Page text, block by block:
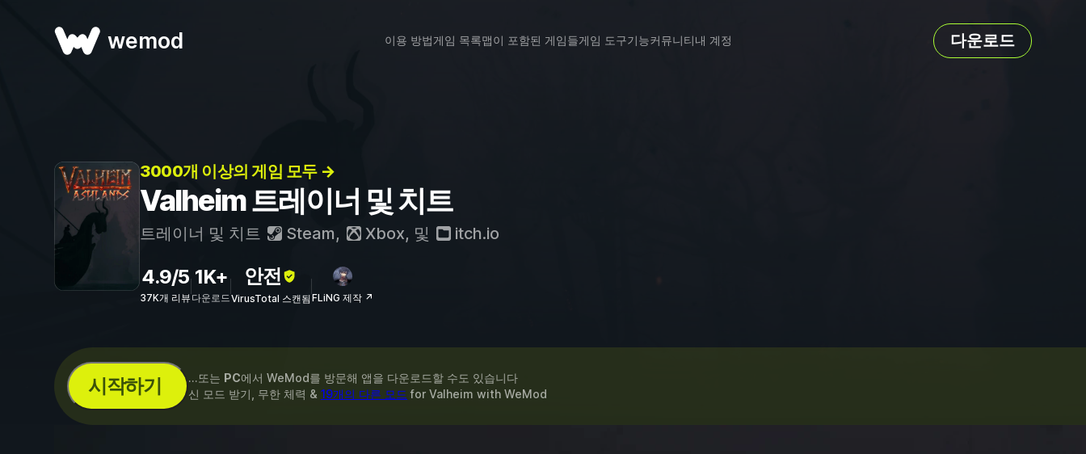
wemod 이용 방법게임 목록맵이 포함된 게임들게임 도구기능커뮤니티내 계정 다운로드
3000개 이상의 게임 모두 →
Valheim 트레이너 및 치트
트레이너 및 치트 Steam, Xbox, 및 itch.io
4.9/5
37K개 리뷰
1K+
다운로드
안전
VirusTotal 스캔됨FLiNG 제작 ↗
시작하기 ...또는 PC에서 WeMod를 방문해 앱을 다운로드할 수도 있습니다
신 모드 받기, 무한 체력 & 19개의 다른 모드 for Valheim with WeMod